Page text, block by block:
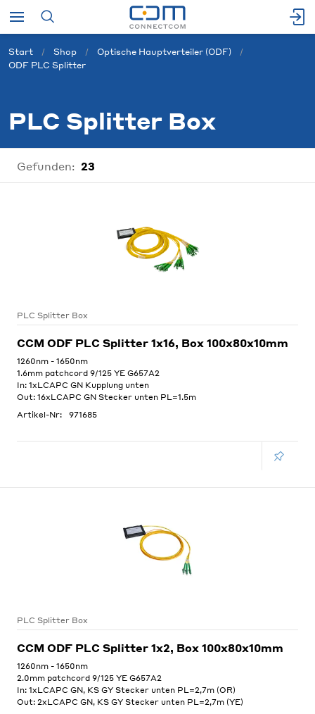
Start Shop
Optische Hauptverteiler (ODF)
ODF PLC Splitter
PLC Splitter Box
Gefunden: 23
PLC Splitter Box
CCM ODF PLC Splitter 1x16, Box 100x80x10mm
1260nm - 1650nm
1.6mm patchcord 9/125 YE G657A2
In: 1xLCAPC GN Kupplung unten
Out: 16xLCAPC GN Stecker unten PL=1.5m
Artikel-Nr:
971685
PLC Splitter Box
CCM ODF PLC Splitter 1x2, Box 100x80x10mm
1260nm - 1650nm
2.0mm patchcord 9/125 YE G657A2
In: 1xLCAPC GN, KS GY Stecker unten PL=2,7m (OR)
Out: 2xLCAPC GN, KS GY Stecker unten PL=2,7m (YE)